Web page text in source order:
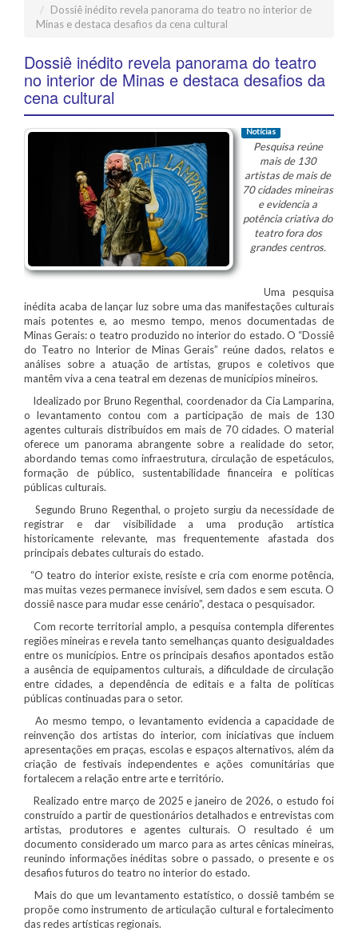
Dossiê inédito revela panorama do teatro no interior de
Minas e destaca desafios da cena cultural
Dossiê inédito revela panorama do teatro
no interior de Minas e destaca desafios da
cena cultural
Notícias
Pesquisa reúne
mais de 130
artistas de mais de
70 cidades mineiras
e evidencia a
potência criativa do
teatro fora dos
grandes centros.
Uma pesquisa
inédita acaba de lançar luz sobre uma das manifestações culturais
mais potentes e, ao mesmo tempo, menos documentadas de
Minas Gerais: o teatro produzido no interior do estado. O “Dossiê
do Teatro no Interior de Minas Gerais” reúne dados, relatos e
análises sobre a atuação de artistas, grupos e coletivos que
mantêm viva a cena teatral em dezenas de municípios mineiros.
Idealizado por Bruno Regenthal, coordenador da Cia Lamparina,
o levantamento contou com a participação de mais de 130
agentes culturais distribuídos em mais de 70 cidades. O material
oferece um panorama abrangente sobre a realidade do setor,
abordando temas como infraestrutura, circulação de espetáculos,
formação de público, sustentabilidade financeira e políticas
públicas culturais.
Segundo Bruno Regenthal, o projeto surgiu da necessidade de
registrar e dar visibilidade a uma produção artística
historicamente relevante, mas frequentemente afastada dos
principais debates culturais do estado.
“O teatro do interior existe, resiste e cria com enorme potência,
mas muitas vezes permanece invisível, sem dados e sem escuta. O
dossiê nasce para mudar esse cenário”, destaca o pesquisador.
Com recorte territorial amplo, a pesquisa contempla diferentes
regiões mineiras e revela tanto semelhanças quanto desigualdades
entre os municípios. Entre os principais desafios apontados estão
a ausência de equipamentos culturais, a dificuldade de circulação
entre cidades, a dependência de editais e a falta de políticas
públicas continuadas para o setor.
Ao mesmo tempo, o levantamento evidencia a capacidade de
reinvenção dos artistas do interior, com iniciativas que incluem
apresentações em praças, escolas e espaços alternativos, além da
criação de festivais independentes e ações comunitárias que
fortalecem a relação entre arte e território.
Realizado entre março de 2025 e janeiro de 2026, o estudo foi
construído a partir de questionários detalhados e entrevistas com
artistas, produtores e agentes culturais. O resultado é um
documento considerado um marco para as artes cênicas mineiras,
reunindo informações inéditas sobre o passado, o presente e os
desafios futuros do teatro no interior do estado.
Mais do que um levantamento estatístico, o dossiê também se
propõe como instrumento de articulação cultural e fortalecimento
das redes artísticas regionais.